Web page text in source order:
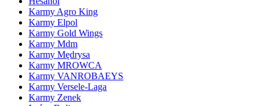
Karmy Agro King
Karmy Elpol
Karmy Gold Wings
Karmy Mdm
Karmy Mędrysa
Karmy MROWCA
Karmy VANROBAEYS
Karmy Versele-Laga
Karmy Zenek